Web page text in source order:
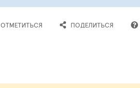
ОТМЕТИТЬСЯ ПОДЕЛИТЬСЯ